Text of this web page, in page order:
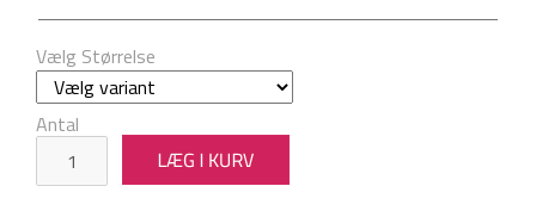
Vælg Størrelse
Antal